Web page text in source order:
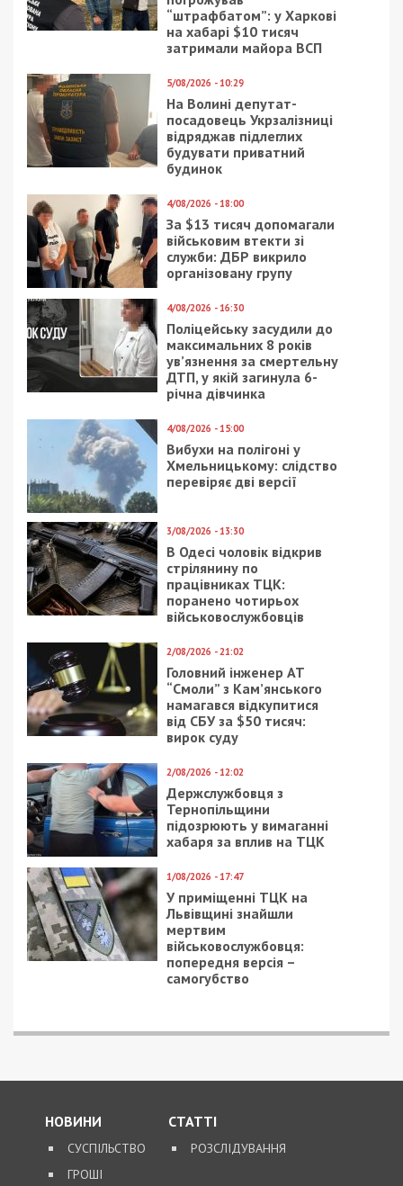
Предыдущая статья:
Коронавирус в Днепре: в области
Следующая статья:
Расстояние в очереди от 1,5 метра: новые
рекомендации Минздрава
ГОЛОВНЕ ЗА ДЕНЬ
8/08/2018 - 15:20
Нардеп из Днепра
купил себе машину за
два миллиона гривен
6/02/2019 - 14:06
В Днепре кандидатов
в президенты уличили
3/10/2018 - 13:35
миллион гривен
отремонтирует фирма
под следствием
6/12/2025 - 12:00
ЗСУ виявили побиття
та незаконне
позбавлення волі
Лікар з Дніпропетровщини організував схему
вивезення військовослужбовця з частини за 7 тисяч
доларів